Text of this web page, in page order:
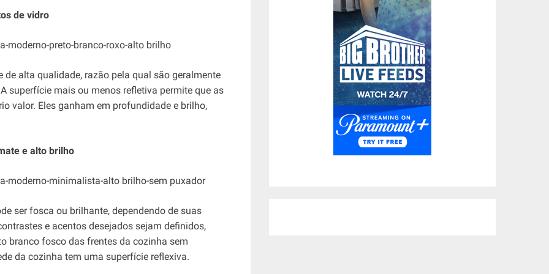
de vidro
de alta qualidade, razão pela qual são geralmente
superfície mais ou menos refletiva permite que as
valor. Eles ganham em profundidade e brilho,
e alto brilho
ser fosca ou brilhante, dependendo de suas
e acentos desejados sejam definidos,
branco fosco das frentes da cozinha sem
da cozinha tem uma superfície reflexiva.